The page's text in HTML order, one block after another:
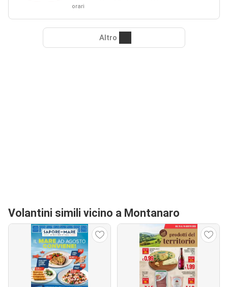
orari
Altro
Volantini simili vicino a Montanaro